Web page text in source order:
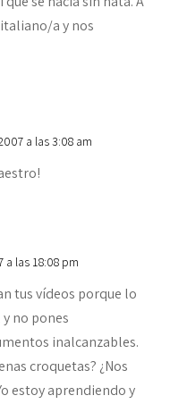
a y nos
a las 3:08 am
a las 18:08 pm
tus vídeos porque lo
no pones
inalcanzables.
croquetas? ¿Nos
estoy aprendiendo y